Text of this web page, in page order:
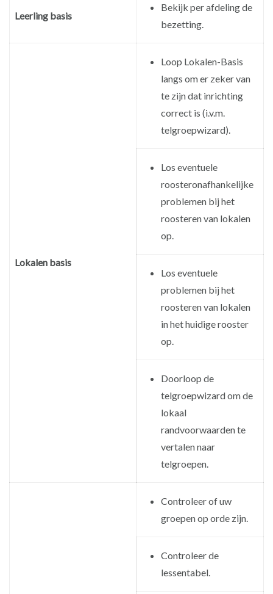
Leerling basis
Bekijk per afdeling de
bezetting.
Lokalen basis
Loop Lokalen-Basis
langs om er zeker van
te zijn dat inrichting
correct is (i.v.m.
telgroepwizard).
Los eventuele
roosteronafhankelijke
problemen bij het
roosteren van lokalen
op.
Los eventuele
problemen bij het
roosteren van lokalen
in het huidige rooster
op.
Doorloop de
telgroepwizard om de
lokaal
randvoorwaarden te
vertalen naar
telgroepen.
Controleer of uw
groepen op orde zijn.
Controleer de
lessentabel.